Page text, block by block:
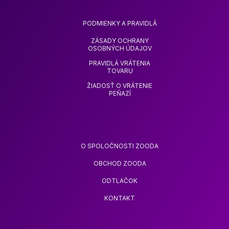
PODMIENKY A PRAVIDLÁ
ZÁSADY OCHRANY
OSOBNÝCH ÚDAJOV
PRAVIDLÁ VRÁTENIA
TOVARU
ŽIADOSŤ O VRÁTENIE
PEŇAZÍ
O SPOLOČNOSTI ZOODA
OBCHOD ZOODA
ODTLAČOK
KONTAKT